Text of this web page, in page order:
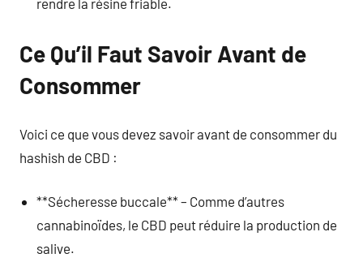
rendre la résine friable.
Ce Qu’il Faut Savoir Avant de
Consommer
Voici ce que vous devez savoir avant de consommer du
hashish de CBD :
**Sécheresse buccale** – Comme d’autres
cannabinoïdes, le CBD peut réduire la production de
salive.